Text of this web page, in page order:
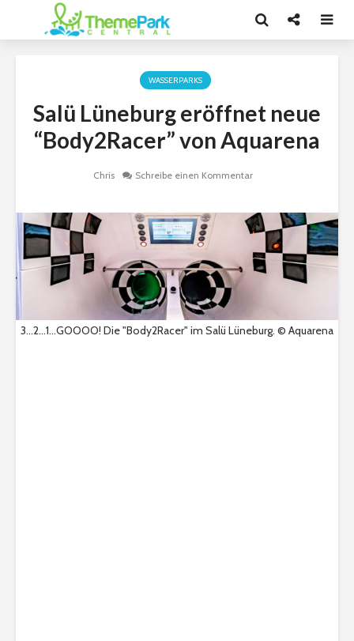
WASSERPARKS
Salü Lüneburg eröffnet neue
“Body2Racer” von Aquarena
Chris Schreibe einen Kommentar
3...2...1...GOOOO! Die "Body2Racer" im Salü Lüneburg. © Aquarena